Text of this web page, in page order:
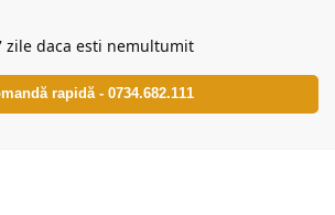
zile daca esti nemultumit
rapidă - 0734.682.111